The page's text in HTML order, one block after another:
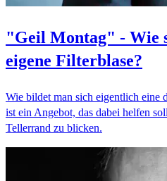
"Geil Montag" - Wie
eigene Filterblase?
Wie bildet man sich eigentlich eine
ist ein Angebot, das dabei helfen
Tellerrand zu blicken.